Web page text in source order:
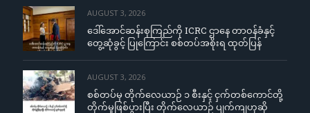
AUGUST 3, 2026
ဒေါ်အောင်ဆန်းစုကြည်ကို ICRC ဌာနေ တာဝန်ခံနှင့်
တွေ့ဆုံခွင့် ပြုကြောင်း စစ်တပ်အစိုးရ ထုတ်ပြန်
AUGUST 3, 2026
စစ်တပ်မှ တိုက်လေယာဉ် ၁ စီးနှင့် ငှက်တစ်ကောင်တို့
တိုက်မှုဖြစ်ပွားပြီး တိုက်လေယာဉ် ပျက်ကျဟုဆို